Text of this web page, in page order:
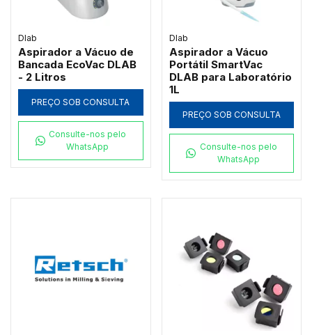
Dlab
Aspirador a Vácuo de
Bancada EcoVac DLAB
- 2 Litros
PREÇO SOB CONSULTA
Consulte-nos pelo
WhatsApp
Dlab
Aspirador a Vácuo
Portátil SmartVac
DLAB para Laboratório
1L
PREÇO SOB CONSULTA
Consulte-nos pelo
WhatsApp